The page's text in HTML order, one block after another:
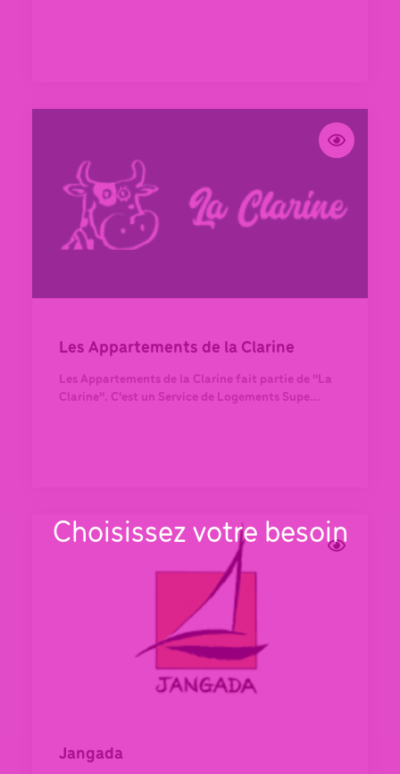
Les Appartements de la Clarine
Les Appartements de la Clarine fait partie de "La
Clarine". C'est un Service de Logements Supe...
Jangada
Choisissez votre besoin